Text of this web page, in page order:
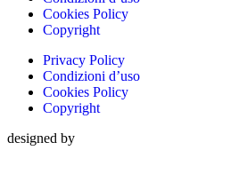
Cookies Policy
Copyright
Privacy Policy
Condizioni d’uso
Cookies Policy
Copyright
designed by